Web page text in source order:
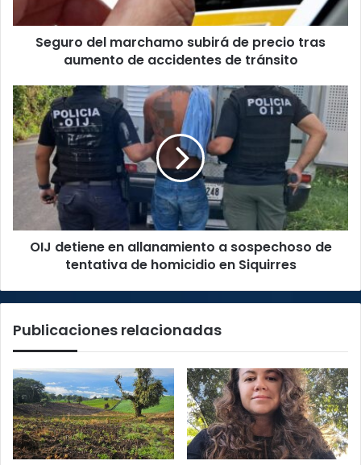
aumento
de
accidentes
Seguro del marchamo subirá de precio tras
aumento de accidentes de tránsito
OIJ
detiene
en
allanamiento
sospechoso
tentativa
de
homicidio
OIJ detiene en allanamiento a sospechoso de
tentativa de homicidio en Siquirres
Publicaciones relacionadas